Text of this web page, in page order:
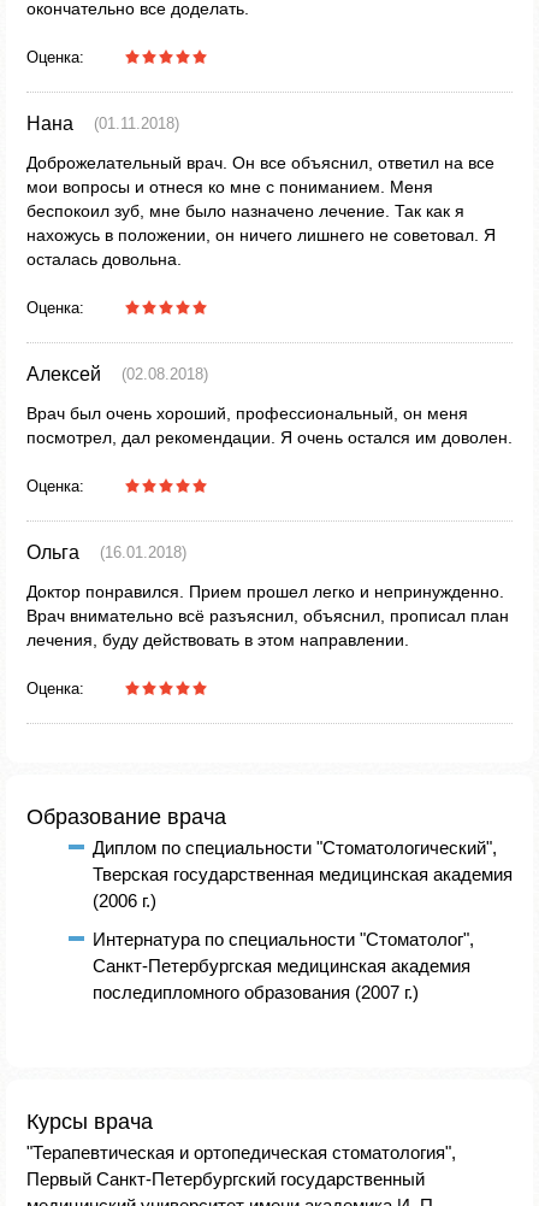
окончательно все доделать.
Оценка:
Нана (01.11.2018)
Доброжелательный врач. Он все объяснил, ответил на все
мои вопросы и отнеся ко мне с пониманием. Меня
беспокоил зуб, мне было назначено лечение. Так как я
нахожусь в положении, он ничего лишнего не советовал. Я
осталась довольна.
Оценка:
Алексей (02.08.2018)
Врач был очень хороший, профессиональный, он меня
посмотрел, дал рекомендации. Я очень остался им доволен.
Оценка:
Ольга (16.01.2018)
Доктор понравился. Прием прошел легко и непринужденно.
Врач внимательно всё разъяснил, объяснил, прописал план
лечения, буду действовать в этом направлении.
Оценка:
Образование врача
Диплом по специальности "Стоматологический",
Тверская государственная медицинская академия
(2006 г.)
Интернатура по специальности "Стоматолог",
Санкт-Петербургская медицинская академия
последипломного образования (2007 г.)
Курсы врача
"Терапевтическая и ортопедическая стоматология",
Первый Санкт-Петербургский государственный